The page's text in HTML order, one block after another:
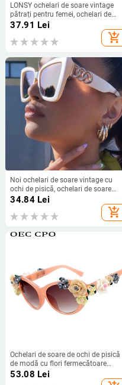
LONSY ochelari de soare vintage
pătrați pentru femei, ochelari de
soare de designer de marcă retro,
bomboane, ochelari de soare pentru
37.91 Lei
add_shopping_cart
Noi ochelari de soare vintage cu
ochi de pisică, ochelari de soare
pătrați cu cadru mic, ochelari de
soare de marca pentru femeie
UV400, ochelari de soare de modă
34.84Lei
add_shopping_cart
Ochelari de soare de ochi de pisică
de modă cu flori fermecătoare
Ochelari de soare pentru femei
Oculos de ochi de pisică vintage
53.08 Lei